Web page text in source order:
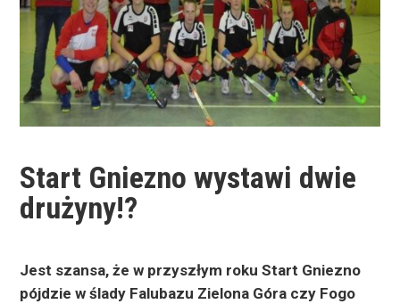
Start Gniezno wystawi dwie
drużyny!?
Jest szansa, że w przyszłym roku Start Gniezno
pójdzie w ślady Falubazu Zielona Góra czy Fogo